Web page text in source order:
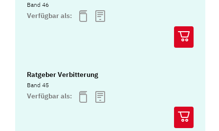
Band 46
Verfügbar als:
Ratgeber Verbitterung
Band 45
Verfügbar als: